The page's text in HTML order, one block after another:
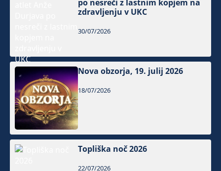
po nesreči z lastnim kopjem na
zdravljenju v UKC
30/07/2026
Nova obzorja, 19. julij 2026
18/07/2026
Topliška noč 2026
22/07/2026